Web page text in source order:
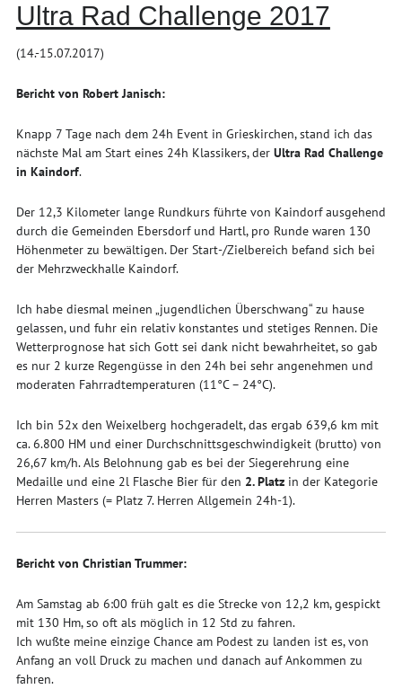
Ultra Rad Challenge 2017
(14.-15.07.2017)
Bericht von Robert Janisch:
Knapp 7 Tage nach dem 24h Event in Grieskirchen, stand ich das
nächste Mal am Start eines 24h Klassikers, der Ultra Rad Challenge
in Kaindorf.
Der 12,3 Kilometer lange Rundkurs führte von Kaindorf ausgehend
durch die Gemeinden Ebersdorf und Hartl, pro Runde waren 130
Höhenmeter zu bewältigen. Der Start-/Zielbereich befand sich bei
der Mehrzweckhalle Kaindorf.
Ich habe diesmal meinen „jugendlichen Überschwang“ zu hause
gelassen, und fuhr ein relativ konstantes und stetiges Rennen. Die
Wetterprognose hat sich Gott sei dank nicht bewahrheitet, so gab
es nur 2 kurze Regengüsse in den 24h bei sehr angenehmen und
moderaten Fahrradtemperaturen (11°C – 24°C).
Ich bin 52x den Weixelberg hochgeradelt, das ergab 639,6 km mit
ca. 6.800 HM und einer Durchschnittsgeschwindigkeit (brutto) von
26,67 km/h. Als Belohnung gab es bei der Siegerehrung eine
Medaille und eine 2l Flasche Bier für den 2. Platzin der Kategorie
Herren Masters (= Platz 7. Herren Allgemein 24h-1).
Bericht von Christian Trummer:
Am Samstag ab 6:00 früh galt es die Strecke von 12,2 km, gespickt
mit 130 Hm, so oft als möglich in 12 Std zu fahren.
Ich wußte meine einzige Chance am Podest zu landen ist es, von
Anfang an voll Druck zu machen und danach auf Ankommen zu
fahren.